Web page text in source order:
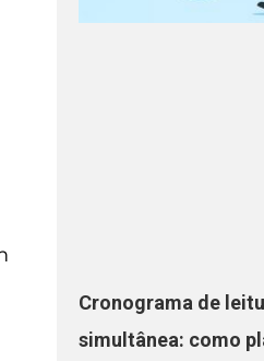
Cronograma de
simultânea: como